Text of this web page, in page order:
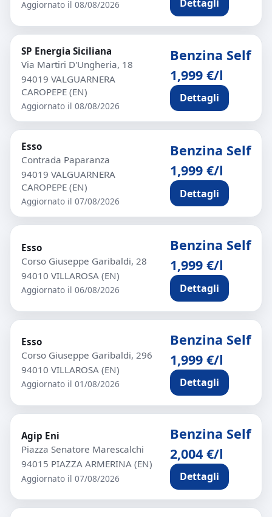
Aggiornato il 08/08/2026 Dettagli
SP Energia Siciliana
Via Martiri D'Ungheria, 18
94019 VALGUARNERA
CAROPEPE (EN)
Aggiornato il 08/08/2026
Benzina Self
1,999 €/l
Dettagli
Esso
Contrada Paparanza
94019 VALGUARNERA
CAROPEPE (EN)
Aggiornato il 07/08/2026
Benzina Self
1,999 €/l
Dettagli
Esso
Corso Giuseppe Garibaldi, 28
94010 VILLAROSA (EN)
Aggiornato il 06/08/2026
Benzina Self
1,999 €/l
Dettagli
Esso
Corso Giuseppe Garibaldi, 296
94010 VILLAROSA (EN)
Aggiornato il 01/08/2026
Benzina Self
1,999 €/l
Dettagli
Agip Eni
Piazza Senatore Marescalchi
94015 PIAZZA ARMERINA (EN)
Aggiornato il 07/08/2026
Benzina Self
2,004 €/l
Dettagli